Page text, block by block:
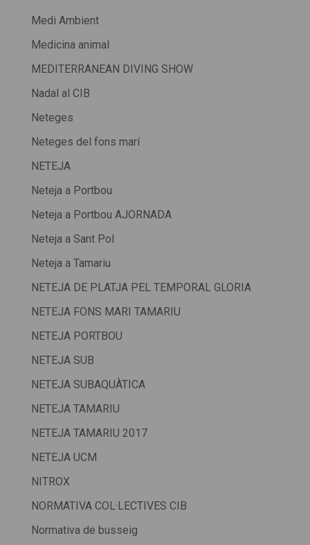
Medi Ambient
Medicina animal
MEDITERRANEAN DIVING SHOW
Nadal al CIB
Neteges
Neteges del fons marí
NETEJA
Neteja a Portbou
Neteja a Portbou AJORNADA
Neteja a Sant Pol
Neteja a Tamariu
NETEJA DE PLATJA PEL TEMPORAL GLORIA
NETEJA FONS MARI TAMARIU
NETEJA PORTBOU
NETEJA SUB
NETEJA SUBAQUÀTICA
NETEJA TAMARIU
NETEJA TAMARIU 2017
NETEJA UCM
NITROX
NORMATIVA COL·LECTIVES CIB
Normativa de busseig